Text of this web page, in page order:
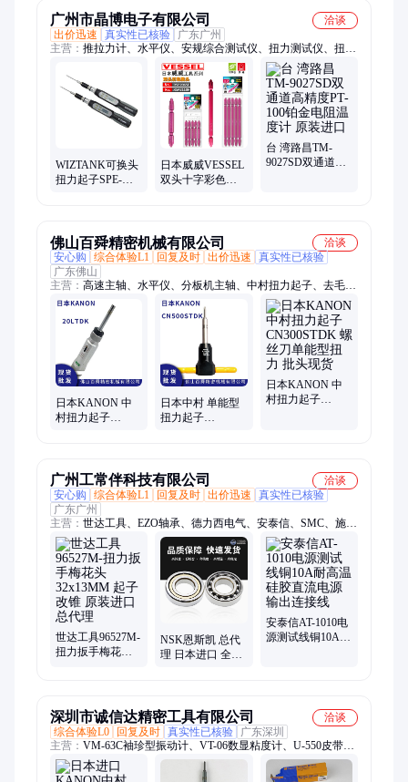
广州市晶博电子有限公司
洽谈
出价迅速
真实性已核验
广东广州
主营： 推拉力计、水平仪、安规综合测试仪、扭力测试仪、扭力
扳手、电子天平、IQ206085雾度计、IMADA推拉力计、motive
拉力计、力新宝测力计、彩谱色差计、FSK水平仪、SHIMPO拉
力计
WIZTANK可换头
扭力起子SPE-
日本威威VESSEL
双头十字彩色风
台 湾路昌TM-
9027SD双通道高
佛山百舜精密机械有限公司
洽谈
安心购
综合体验L1 回复及时 出价迅速
真实性已核验
广东佛山
主营： 高速主轴、水平仪、分板机主轴、中村扭力起子、去毛刺
浮动主轴、CNC增速器
日本KANON 中
村扭力起子
日本中村 单能型
扭力起子
日本KANON 中
村扭力起子
广州工常伴科技有限公司
洽谈
安心购
综合体验L1 回复及时 出价迅速
真实性已核验
广东广州
主营： 世达工具、EZO轴承、德力西电气、安泰信、SMC、施耐
德电气、博世电动工具、SKF轴承、INA轴承、FAG轴承、GMN
轴承、TIMKEN轴承、Huba富巴、史丹利工具、FLUKE福禄
克、OMRON欧姆龙、正泰电器、SICK西克、菲尼克斯电气
世达工具96527M-
扭力扳手梅花头
NSK恩斯凯 总代
理 日本进口 全新
安泰信AT-1010电
源测试线铜10A耐
深圳市诚信达精密工具有限公司
洽谈
综合体验L0
回复及时 真实性已核验
广东深圳
主营： VM-63C袖珍型振动计、VT-06数显粘度计、U-550皮带张
力计、DID-4数显扭力起子、AS401水平尺